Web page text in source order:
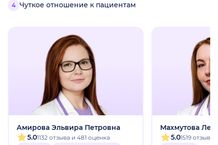
Чуткое отношение к пациентам
Амирова Эльвира Петровна
5.01132 отзыва и 481 оценка
Махмутова
5.01519